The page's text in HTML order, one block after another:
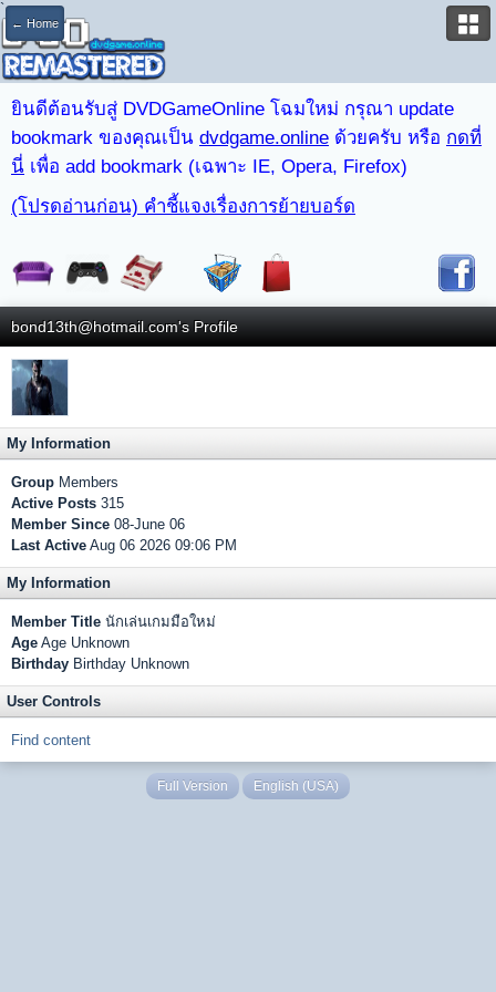
`
← Home
ยินดีต้อนรับสู่ DVDGameOnline โฉมใหม่ กรุณา update
bookmark ของคุณเป็น dvdgame.online ด้วยครับ หรือ กดที่
นี่ เพื่อ add bookmark (เฉพาะ IE, Opera, Firefox)
(โปรดอ่านก่อน) คำชี้แจงเรื่องการย้ายบอร์ด
bond13th@hotmail.com's Profile
My Information
Group Members
Active Posts 315
Member Since 08-June 06
Last Active Aug 06 2026 09:06 PM
My Information
Member Title นักเล่นเกมมือใหม่
Age Age Unknown
Birthday Birthday Unknown
User Controls
Find content
Full Version English (USA)